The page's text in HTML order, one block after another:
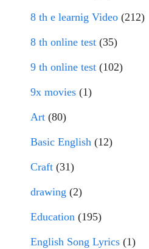
8 th e learnig Video (212)
8 th online test (35)
9 th online test (102)
9x movies (1)
Art (80)
Basic English (12)
Craft (31)
drawing (2)
Education (195)
English Song Lyrics (1)